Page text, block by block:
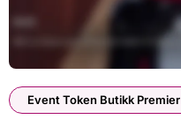
Event Token Butikk Premier